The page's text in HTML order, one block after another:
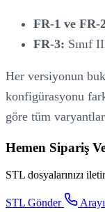
FR-1 ve FR-
FR-3: Sınıf
Her versiyonun
konfigürasyonu
göre tüm
Hemen Sipariş
STL dosyalarınızı
STL Gönder